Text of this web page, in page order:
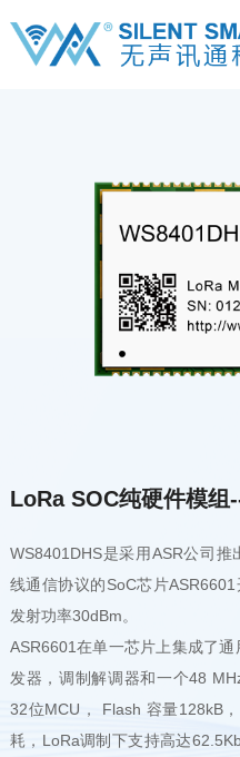
LoRa SOC纯硬件模组
WS8401DHS是采用ASR公司
线通信协议的SoC芯片
发射功率30dBm。
ASR6601在单一芯片上集成了
发器，调制解调器和一个48
32位MCU， Flash 容量128kB
耗，LoRa调制下支持高达